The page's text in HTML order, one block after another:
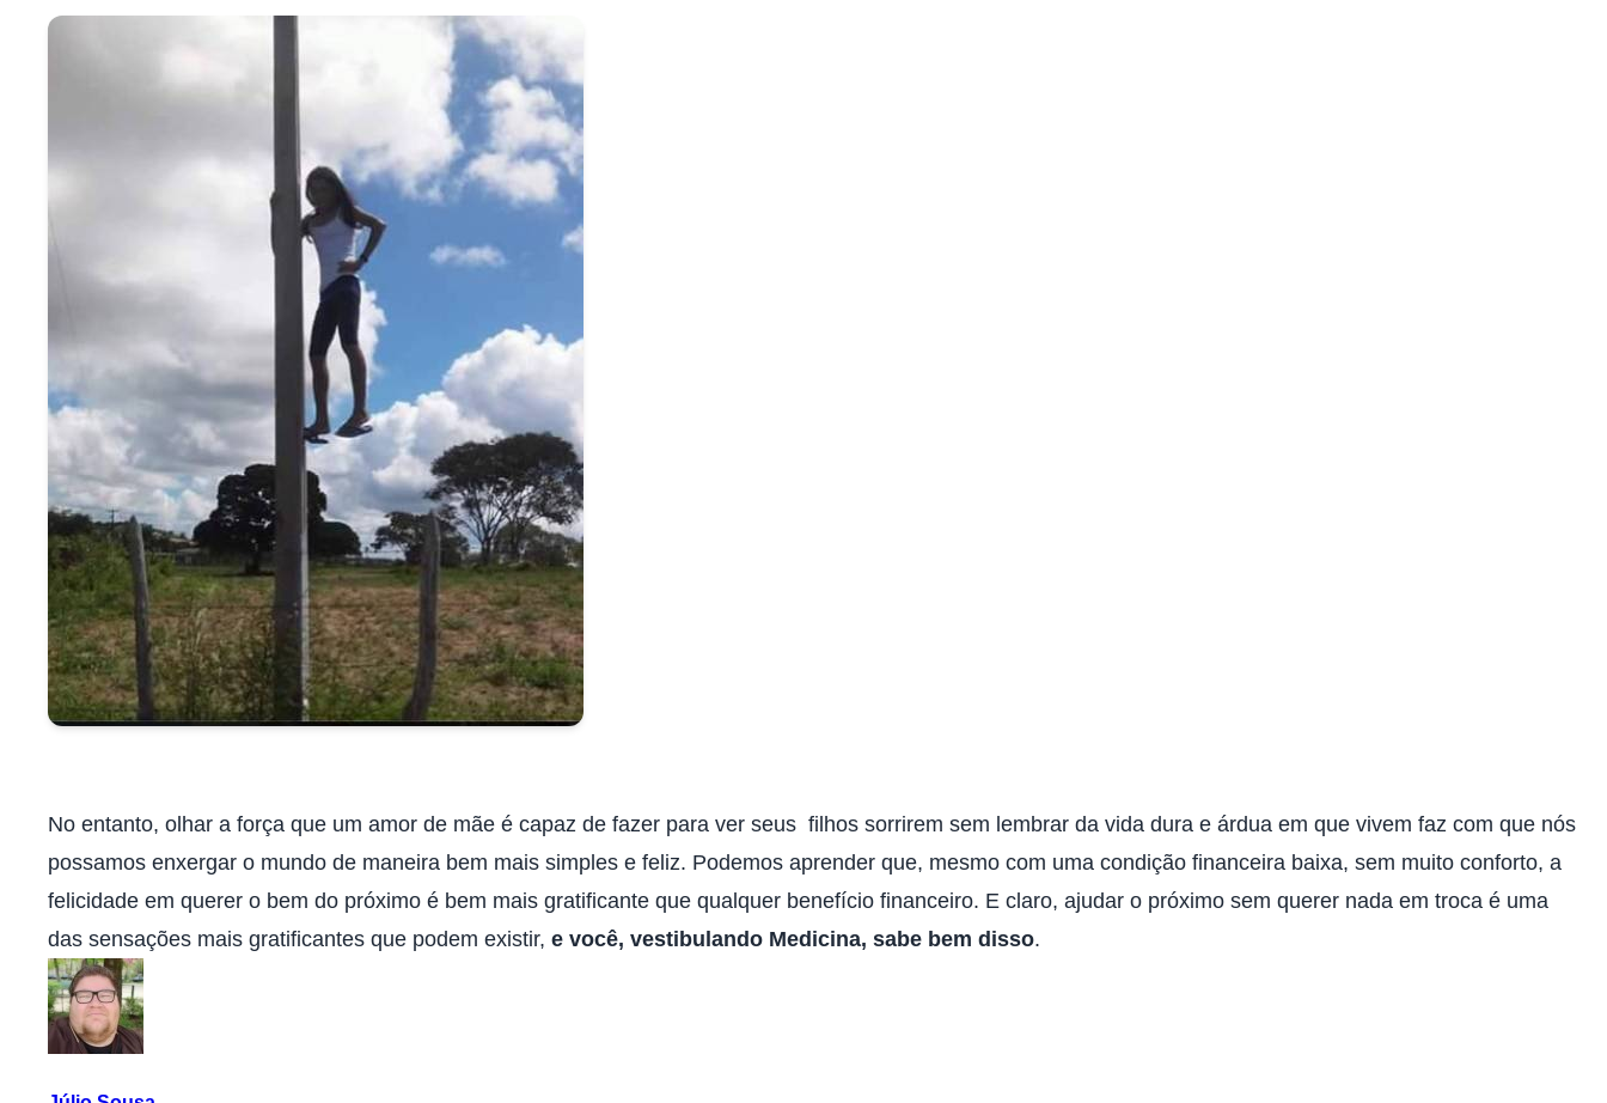
No entanto, olhar a força que um amor de mãe é capaz de fazer para ver seus filhos sorrirem sem lembrar da vida dura e árdua em que vivem faz com que nós
possamos enxergar o mundo de maneira bem mais simples e feliz. Podemos aprender que, mesmo com uma condição financeira baixa, sem muito conforto, a
felicidade em querer o bem do próximo é bem mais gratificante que qualquer benefício financeiro. E claro, ajudar o próximo sem querer nada em troca é uma
das sensações mais gratificantes que podem existir, e você, vestibulando Medicina, sabe bem disso.